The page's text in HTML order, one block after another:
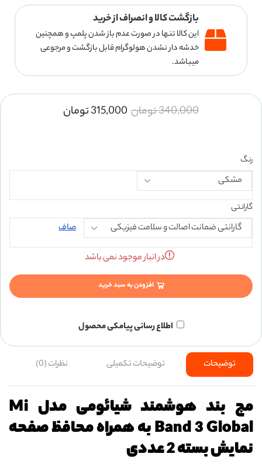
بازگشت کالا و انصراف از خرید
این کالا تنها در صورت عدم باز شدن پلمپ و همچنین
خدشه دار نشدن هولوگرام قابل بازگشت و مرجوعی
میباشد.
340,000تومان 315,000تومان
رنگ
گارانتی
صاف
در انبار موجود نمی باشد
افزودن به سبد خرید
اطلاع رسانی پیامکی محصول
توضیحات توضیحات تکمیلی نظرات (0)
مچ بند هوشمند شیائومی مدل Mi
Band 3 Global به همراه محافظ صفحه
نمایش بسته 2 عددی